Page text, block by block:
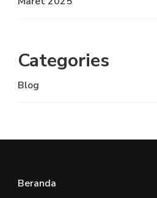
Categories
Blog
Beranda